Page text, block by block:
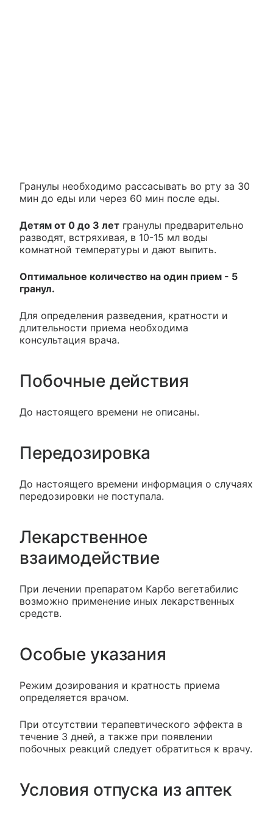
Гранулы необходимо рассасывать во рту за 30
мин до еды или через 60 мин после еды.
Детям от 0 до 3 лет гранулы предварительно
разводят, встряхивая, в 10-15 мл воды
комнатной температуры и дают выпить.
Оптимальное количество на один прием - 5
гранул.
Для определения разведения, кратности и
длительности приема необходима
консультация врача.
Побочные действия
До настоящего времени не описаны.
Передозировка
До настоящего времени информация о случаях
передозировки не поступала.
Лекарственное
взаимодействие
При лечении препаратом Карбо вегетабилис
возможно применение иных лекарственных
средств.
Особые указания
Режим дозирования и кратность приема
определяется врачом.
При отсутствии терапевтического эффекта в
течение 3 дней, а также при появлении
побочных реакций следует обратиться к врачу.
Условия отпуска из аптек